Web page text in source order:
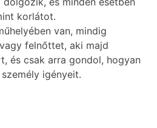
korlátot.
van, mindig
felnőttet, aki majd
és csak arra gondol, hogyan
igényeit.